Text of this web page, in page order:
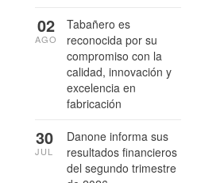
Tabañero es
reconocida por su
compromiso con la
calidad, innovación y
excelencia en
fabricación
02
AGO
Danone informa sus
resultados financieros
del segundo trimestre
30
JUL